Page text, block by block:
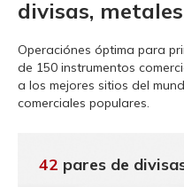
divisas,
Operaciónes óptima para
de 150 instrumentos
a los mejores sitios del
comerciales populares.
42 pares de